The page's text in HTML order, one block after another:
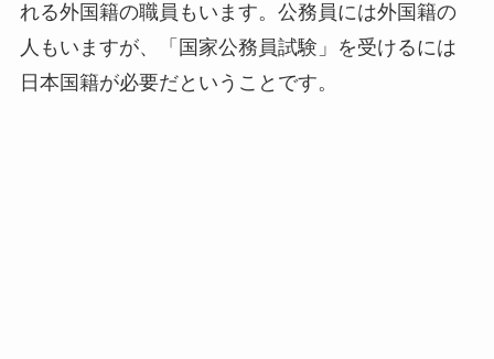
れる外国籍の職員もいます。公務員には外国籍の
人もいますが、「国家公務員試験」を受けるには
日本国籍が必要だということです。